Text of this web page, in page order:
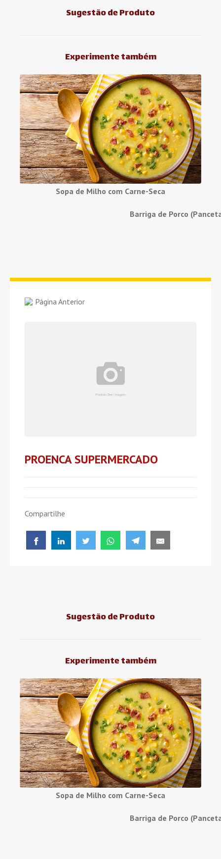
Sugestão de Produto
Experimente também
Sopa de Milho com Carne-Seca
Barriga de Porco
Página Anterior
PROENCA SUPERMERCADO
Compartilhe
Sugestão de Produto
Experimente também
Sopa de Milho com Carne-Seca
Barriga de Porco